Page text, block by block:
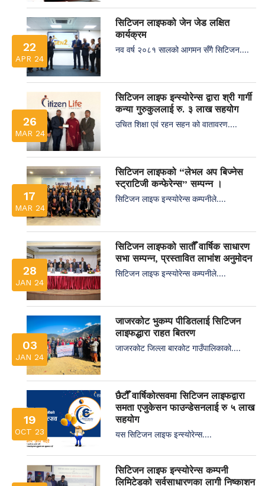
22
APR 24
सिटिजन लाइफको जेन जेड लक्षित
कार्यक्रम
नव वर्ष २०८१ सालको आगमन सँगै सिटिजन....
26
MAR 24
सिटिजन लाइफ इन्स्योरेन्स द्वारा श्री गार्गी
कन्या गुरुकुललाई रु. ३ लाख सहयोग
उचित शिक्षा एवं रहन सहन को वातावरण....
17
MAR 24
सिटिजन लाइफको “लेभल अप बिज्नेस
स्ट्राटिजी कन्फेरेन्स” सम्पन्न ।
सिटिजन लाइफ इन्स्योरेन्स कम्पनीले....
28
JAN 24
सिटिजन लाइफको सातौँ वार्षिक साधारण
सभा सम्पन्न, प्रस्तावित लाभांश अनुमोदन
सिटिजन लाइफ इन्स्योरेन्स कम्पनीले....
03
JAN 24
जाजरकोट भुकम्प पीडितलाई सिटिजन
लाइफद्धारा राहत बितरण
जाजरकोट जिल्ला बारकोट गाउँपालिकाको....
19
OCT 23
छैटौँ वार्षिकोत्सवमा सिटिजन लाइफद्वारा
समता एजुकेसन फाउन्डेसनलाई रु ५ लाख
सहयोग
यस सिटिजन लाइफ इन्स्योरेन्स....
सिटिजन लाइफ इन्स्योरेन्स कम्पनी
लिमिटेडको सर्वसाधारणका लागी निष्काशन